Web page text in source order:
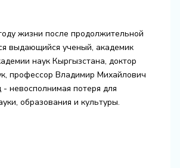
жизни после продолжительной
выдающийся ученый, академик
наук Кыргызстана, доктор
профессор Владимир Михайлович
- невосполнимая потеря для
образования и культуры.